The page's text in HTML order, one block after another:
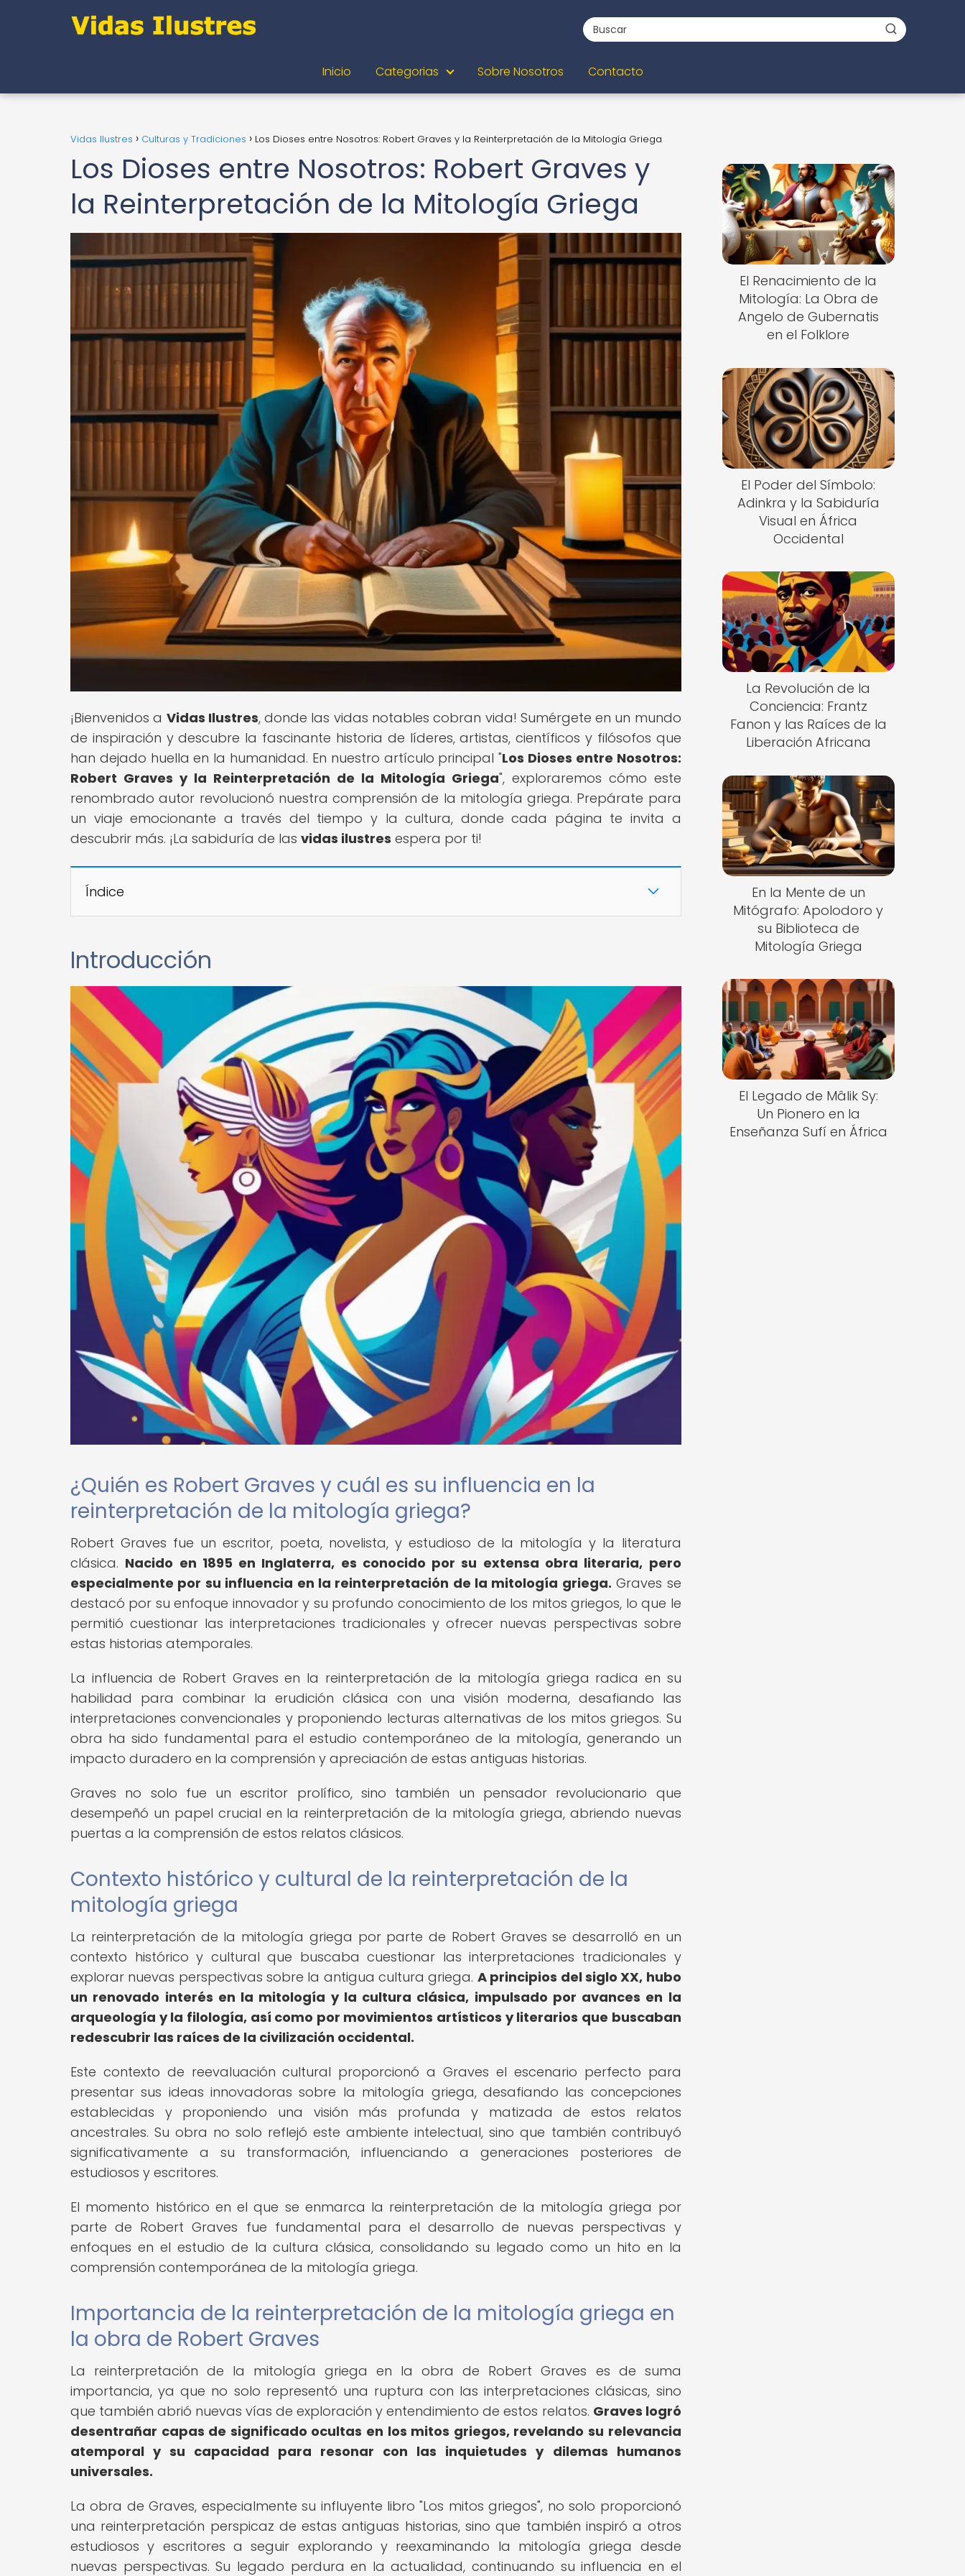
Inicio Categorias Sobre Nosotros Contacto
Vidas Ilustres Culturas y Tradiciones Los Dioses entre Nosotros: Robert Graves y la Reinterpretación de la Mitología Griega
Los Dioses entre Nosotros: Robert Graves y
la Reinterpretación de la Mitología Griega
¡Bienvenidos a Vidas Ilustres, donde las vidas notables cobran vida! Sumérgete en un mundo
de inspiración y descubre la fascinante historia de líderes, artistas, científicos y filósofos que
han dejado huella en la humanidad. En nuestro artículo principal "Los Dioses entre Nosotros:
Robert Graves y la Reinterpretación de la Mitología Griega", exploraremos cómo este
renombrado autor revolucionó nuestra comprensión de la mitología griega. Prepárate para
un viaje emocionante a través del tiempo y la cultura, donde cada página te invita a
descubrir más. ¡La sabiduría de las vidas ilustres espera por ti!
Índice
Introducción
¿Quién es Robert Graves y cuál es su influencia en la
reinterpretación de la mitología griega?
Robert Graves fue un escritor, poeta, novelista, y estudioso de la mitología y la literatura
clásica. Nacido en 1895 en Inglaterra, es conocido por su extensa obra literaria, pero
especialmente por su influencia en la reinterpretación de la mitología griega. Graves se
destacó por su enfoque innovador y su profundo conocimiento de los mitos griegos, lo que le
permitió cuestionar las interpretaciones tradicionales y ofrecer nuevas perspectivas sobre
estas historias atemporales.
La influencia de Robert Graves en la reinterpretación de la mitología griega radica en su
habilidad para combinar la erudición clásica con una visión moderna, desafiando las
interpretaciones convencionales y proponiendo lecturas alternativas de los mitos griegos. Su
obra ha sido fundamental para el estudio contemporáneo de la mitología, generando un
impacto duradero en la comprensión y apreciación de estas antiguas historias.
Graves no solo fue un escritor prolífico, sino también un pensador revolucionario que
desempeñó un papel crucial en la reinterpretación de la mitología griega, abriendo nuevas
puertas a la comprensión de estos relatos clásicos.
Contexto histórico y cultural de la reinterpretación de la
mitología griega
La reinterpretación de la mitología griega por parte de Robert Graves se desarrolló en un
contexto histórico y cultural que buscaba cuestionar las interpretaciones tradicionales y
explorar nuevas perspectivas sobre la antigua cultura griega. A principios del siglo XX, hubo
un renovado interés en la mitología y la cultura clásica, impulsado por avances en la
arqueología y la filología, así como por movimientos artísticos y literarios que buscaban
redescubrir las raíces de la civilización occidental.
Este contexto de reevaluación cultural proporcionó a Graves el escenario perfecto para
presentar sus ideas innovadoras sobre la mitología griega, desafiando las concepciones
establecidas y proponiendo una visión más profunda y matizada de estos relatos
ancestrales. Su obra no solo reflejó este ambiente intelectual, sino que también contribuyó
significativamente a su transformación, influenciando a generaciones posteriores de
estudiosos y escritores.
El momento histórico en el que se enmarca la reinterpretación de la mitología griega por
parte de Robert Graves fue fundamental para el desarrollo de nuevas perspectivas y
enfoques en el estudio de la cultura clásica, consolidando su legado como un hito en la
comprensión contemporánea de la mitología griega.
Importancia de la reinterpretación de la mitología griega en
la obra de Robert Graves
La reinterpretación de la mitología griega en la obra de Robert Graves es de suma
importancia, ya que no solo representó una ruptura con las interpretaciones clásicas, sino
que también abrió nuevas vías de exploración y entendimiento de estos relatos. Graves logró
desentrañar capas de significado ocultas en los mitos griegos, revelando su relevancia
atemporal y su capacidad para resonar con las inquietudes y dilemas humanos
universales.
La obra de Graves, especialmente su influyente libro "Los mitos griegos", no solo proporcionó
una reinterpretación perspicaz de estas antiguas historias, sino que también inspiró a otros
estudiosos y escritores a seguir explorando y reexaminando la mitología griega desde
nuevas perspectivas. Su legado perdura en la actualidad, continuando su influencia en el
El Renacimiento de la
Mitología: La Obra de
Angelo de Gubernatis
en el Folklore
El Poder del Símbolo:
Adinkra y la Sabiduría
Visual en África
Occidental
La Revolución de la
Conciencia: Frantz
Fanon y las Raíces de la
Liberación Africana
En la Mente de un
Mitógrafo: Apolodoro y
su Biblioteca de
Mitología Griega
El Legado de Mâlik Sy:
Un Pionero en la
Enseñanza Sufí en África